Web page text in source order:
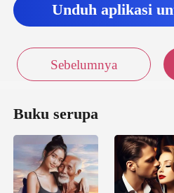
Unduh aplikasi
Sebelumnya
Buku serupa